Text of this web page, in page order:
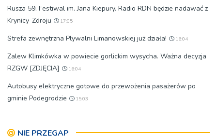
Rusza 59. Festiwal im. Jana Kiepury. Radio RDN będzie nadawać z
Krynicy-Zdroju
17:05
Strefa zewnętrzna Pływalni Limanowskiej już działa! 16:04
Zalew Klimkówka w powiecie gorlickim wysycha. Ważna decyzja
RZGW [ZDJĘCIA]
16:04
Autobusy elektryczne gotowe do przewożenia pasażerów po
gminie Podegrodzie
15:03
NIE PRZEGAP